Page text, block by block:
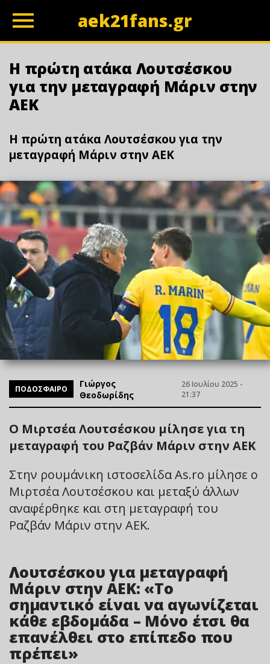
aek21fans.gr
Η πρώτη ατάκα Λουτσέσκου
για την μεταγραφή Μάριν στην
ΑΕΚ
Η πρώτη ατάκα Λουτσέσκου για την
μεταγραφή Μάριν στην ΑΕΚ
ΠΟΔΟΣΦΑΙΡΟ
Γιώργος
Θεοδωρίδης
26 Ιουλίου 2025 -
21:37
Ο Μιρτσέα Λουτσέσκου μίλησε για τη
μεταγραφή του Ραζβάν Μάριν στην ΑΕΚ
Στην ρουμάνικη ιστοσελίδα As.ro μίλησε ο
Μιρτσέα Λουτσέσκου και μεταξύ άλλων
αναφέρθηκε και στη μεταγραφή του
Ραζβάν Μάριν στην ΑΕΚ.
Λουτσέσκου για μεταγραφή
Μάριν στην ΑΕΚ: «Το
σημαντικό είναι να αγωνίζεται
κάθε εβδομάδα – Μόνο έτσι θα
επανέλθει στο επίπεδο που
πρέπει»